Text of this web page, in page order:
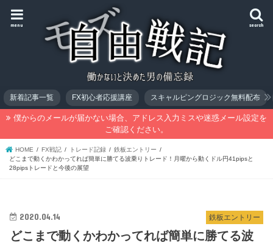
search
menu
新着記事一覧 FX初心者応援講座 スキャルピングロジック無料配布
僕からのメールが届かない場合、アドレス入力ミスや迷惑メール設定を
ご確認ください。
HOME FX戦記 トレード記録
鉄板エントリー
どこまで動くかわかってれば簡単に勝てる波乗りトレード！月曜から動くドル円41pipsと
28pipsトレードと今後の展望
鉄板エントリー
2020.04.14
どこまで動くかわかってれば簡単に勝てる波